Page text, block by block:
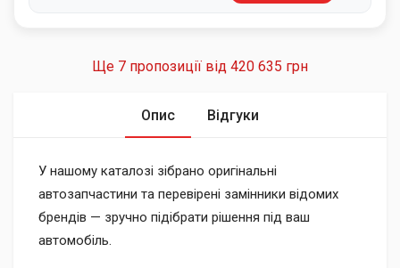
Ще 7 пропозиції від 420 635 грн
Опис Відгуки
У нашому каталозі зібрано оригінальні
автозапчастини та перевірені замінники відомих
брендів — зручно підібрати рішення під ваш
автомобіль.